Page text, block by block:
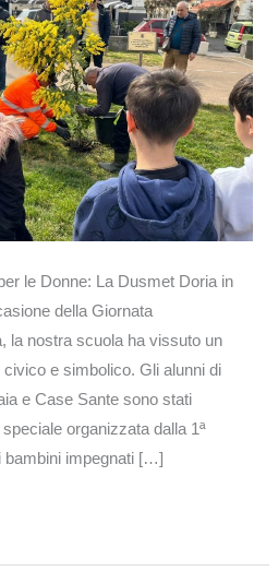
le Donne: La Dusmet Doria in
della Giornata
la nostra scuola ha vissuto un
e simbolico. Gli alunni di
e Case Sante sono stati
organizzata dalla 1ª
bambini impegnati […]